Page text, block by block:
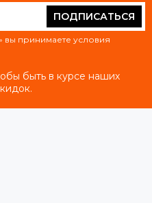
ПОДПИСАТЬСЯ
вы принимаете условия
быть в курсе наших